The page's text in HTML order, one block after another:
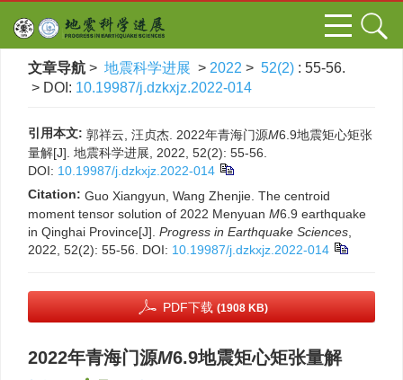
文章导航 > 地震科学进展 > 2022 > 52(2) : 55-56.
> DOI: 10.19987/j.dzkxjz.2022-014
引用本文: 郭祥云, 汪贞杰. 2022年青海门源M6.9地震矩心矩张
量解[J]. 地震科学进展, 2022, 52(2): 55-56.
DOI: 10.19987/j.dzkxjz.2022-014
Citation: Guo Xiangyun, Wang Zhenjie. The centroid
moment tensor solution of 2022 Menyuan M6.9 earthquake
in Qinghai Province[J]. Progress in Earthquake Sciences
2022, 52(2): 55-56. DOI: 10.19987/j.dzkxjz.2022-014
PDF下载 (1908 KB)
2022年青海门源M6.9地震矩心矩张量解